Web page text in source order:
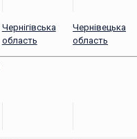
Чернігівська
область
Чернівецька
область